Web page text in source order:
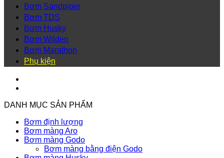
Bơm Sandpiper
Bơm TDS
Bơm Husky
Bơm Wilden
Bơm Marathon
Phụ kiện
DANH MỤC SẢN PHẨM
Bơm định lượng
Bơm màng Aro
Bơm màng Godo
Bơm màng bằng điện Godo